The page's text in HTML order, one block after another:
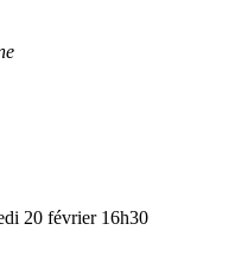
20 février 16h30